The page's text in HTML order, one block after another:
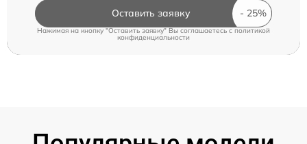
Оставить заявку
Нажимая на кнопку "Оставить заявку" Вы соглашаетесь c политикой
конфиденциальности